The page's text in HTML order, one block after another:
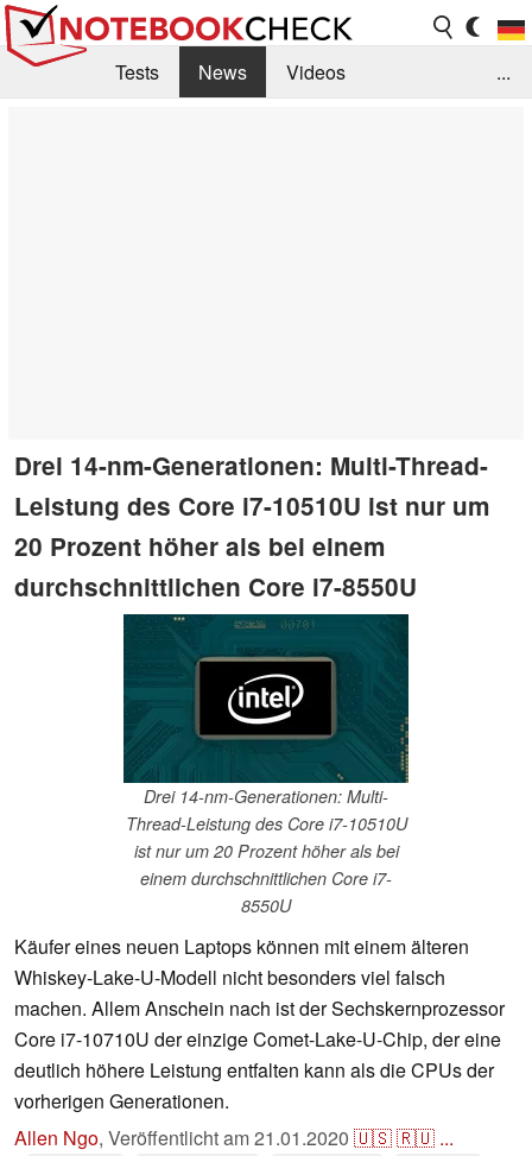
Tests News
Videos
...
Drei 14-nm-Generationen: Multi-Thread-
Leistung des Core i7-10510U ist nur um
20 Prozent höher als bei einem
durchschnittlichen Core i7-8550U
Drei 14-nm-Generationen: Multi-
Thread-Leistung des Core i7-10510U
ist nur um 20 Prozent höher als bei
einem durchschnittlichen Core i7-
8550U
Käufer eines neuen Laptops können mit einem älteren
Whiskey-Lake-U-Modell nicht besonders viel falsch
machen. Allem Anschein nach ist der Sechskernprozessor
Core i7-10710U der einzige Comet-Lake-U-Chip, der eine
deutlich höhere Leistung entfalten kann als die CPUs der
vorherigen Generationen.
Allen Ngo, Veröffentlicht am21.01.2020 🇺🇸🇷🇺 ...